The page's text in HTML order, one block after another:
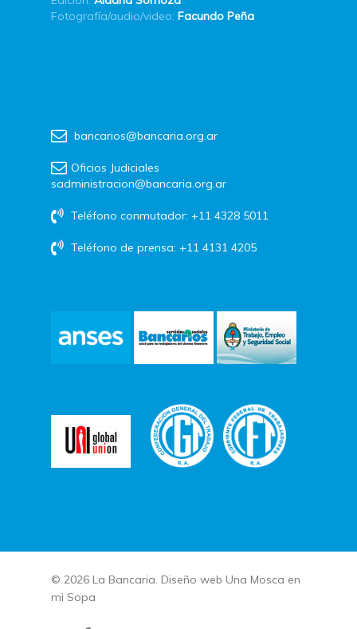
Fotografía/audio/video: Facundo Peña
bancarios@bancaria.org.ar
Oficios Judiciales
sadministracion@bancaria.org.ar
Teléfono conmutador: +11 4328 5011
Teléfono de prensa: +11 4131 4205
© 2026 La Bancaria. Diseño web Una Mosca en
mi Sopa